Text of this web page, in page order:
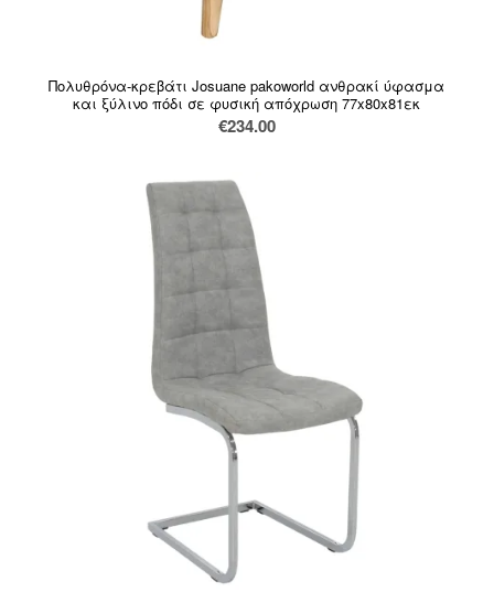
Πολυθρόνα-κρεβάτι Josuane pakoworld ανθρακί ύφασμα
και ξύλινο πόδι σε φυσική απόχρωση 77x80x81εκ
€234.00